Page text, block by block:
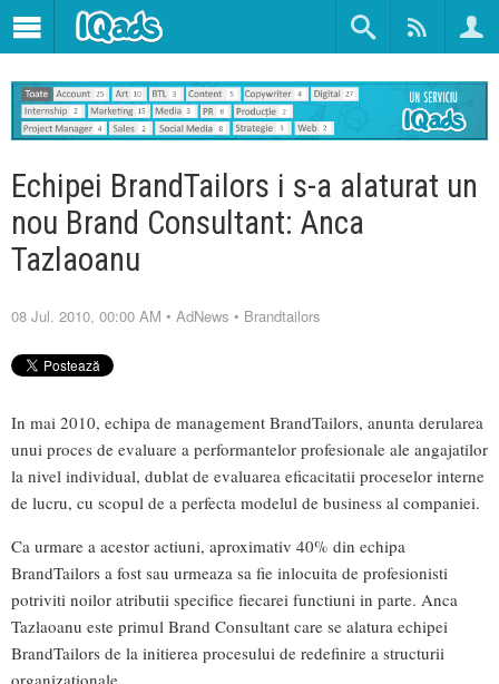
Echipei BrandTailors i s-a alaturat un
nou Brand Consultant: Anca
Tazlaoanu
08 Jul. 2010, 00:00 AM • AdNews • Brandtailors
In mai 2010, echipa de management BrandTailors, anunta derularea
unui proces de evaluare a performantelor profesionale ale angajatilor
la nivel individual, dublat de evaluarea eficacitatii proceselor interne
de lucru, cu scopul de a perfecta modelul de business al companiei.
Ca urmare a acestor actiuni, aproximativ 40% din echipa
BrandTailors a fost sau urmeaza sa fie inlocuita de profesionisti
potriviti noilor atributii specifice fiecarei functiuni in parte. Anca
Tazlaoanu este primul Brand Consultant care se alatura echipei
BrandTailors de la initierea procesului de redefinire a structurii
organizationale.